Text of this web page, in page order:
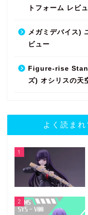
トフォーム レビ
メガミデバイス)
ビュー
Figure-rise
ズ) オシリスの天
よく読ま
1
2